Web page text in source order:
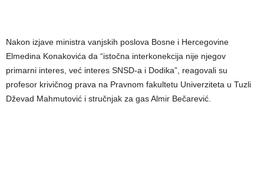
Nakon izjave ministra vanjskih poslova Bosne i Hercegovine
Elmedina Konakovića da “istočna interkonekcija nije njegov
primarni interes, već interes SNSD-a i Dodika”, reagovali su
profesor krivičnog prava na Pravnom fakultetu Univerziteta u Tuzli
Dževad Mahmutović i stručnjak za gas Almir Bečarević.